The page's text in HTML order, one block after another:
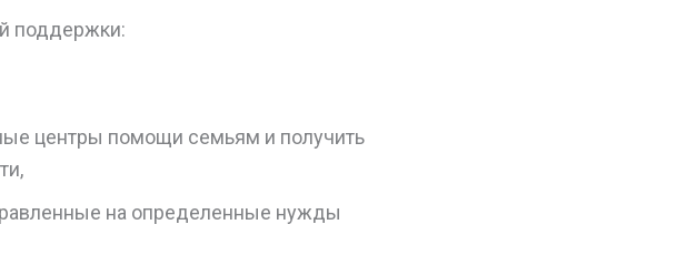
поддержки:
центры помощи семьям и получить
на определенные нужды